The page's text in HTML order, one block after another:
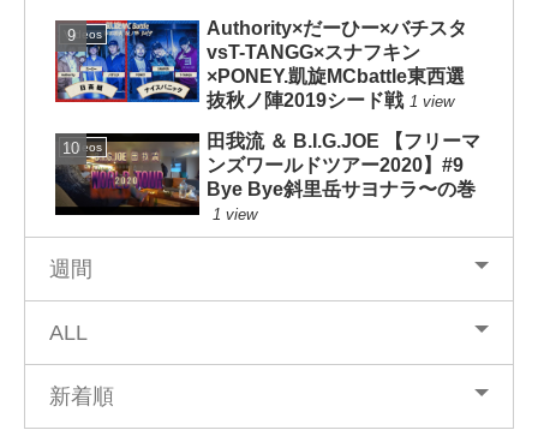
Videos
Authority×だーひー×バチスタ
vsT-TANGG×スナフキン
×PONEY.凱旋MCbattle東西選
抜秋ノ陣2019シード戦 1 view
Videos
田我流 ＆ B.I.G.JOE 【フリーマ
ンズワールドツアー2020】#9
Bye Bye斜里岳サヨナラ〜の巻
1 view
週間
ALL
新着順